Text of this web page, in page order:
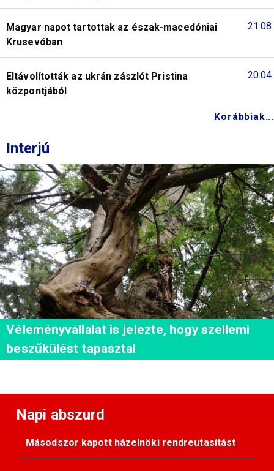
21:08
Magyar napot tartottak az észak-macedóniai
Krusevóban
20:04
Eltávolították az ukrán zászlót Pristina
központjából
Korábbiak...
Interjú
Véleményvállalat is jelezte, hogy szellemi
beszűkülést tapasztal
Napi abszurd
Másodszor kapott házelnöki rendreutasítást